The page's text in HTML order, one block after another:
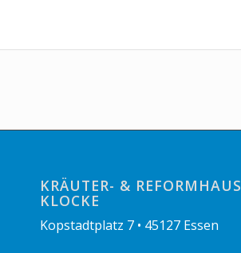
KRÄUTER- & REFORMHAUS
KLOCKE
Kopstadtplatz 7 • 45127 Essen